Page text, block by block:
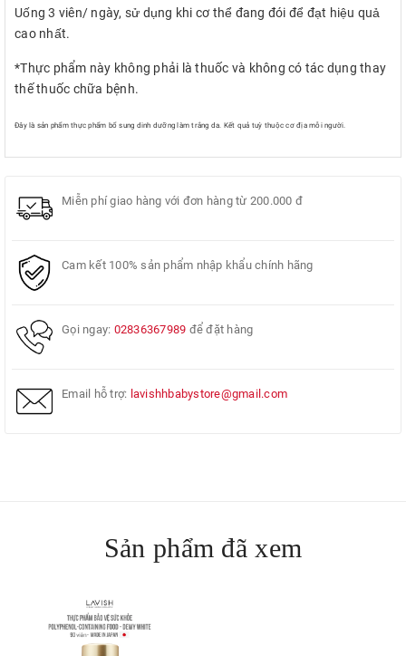
Uống 3 viên/ ngày, sử dụng khi cơ thể đang đói để đạt hiệu quả
cao nhất.
*Thực phẩm này không phải là thuốc và không có tác dụng thay
thế thuốc chữa bệnh.
Đây là sản phẩm thực phẩm bổ sung dinh dưỡng làm trắng da. Kết quả tuỳ thuộc cơ địa mỗi người.
Miễn phí giao hàng với đơn hàng từ 200.000 đ
Cam kết 100% sản phẩm nhập khẩu chính hãng
Gọi ngay: 02836367989 để đặt hàng
Email hỗ trợ: lavishhbabystore@gmail.com
Sản phẩm đã xem